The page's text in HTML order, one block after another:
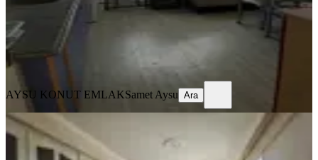
18.000 ₺ 20.000 ₺
AYSU KONUT EMLAK Samet Aysu
AYSU KONUT EMLAKSamet Aysu Ara
BALKONLU
Vizyon Gayrimenkul'den Hürriyet
Mah.kiralık Daire